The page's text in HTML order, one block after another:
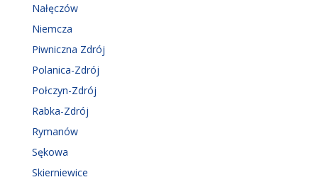
Nałęczów
Niemcza
Piwniczna Zdrój
Polanica-Zdrój
Połczyn-Zdrój
Rabka-Zdrój
Rymanów
Sękowa
Skierniewice